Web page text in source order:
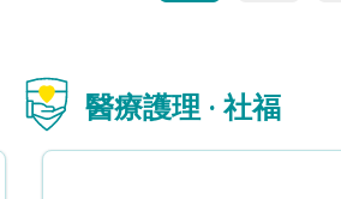
醫療護理 · 社福